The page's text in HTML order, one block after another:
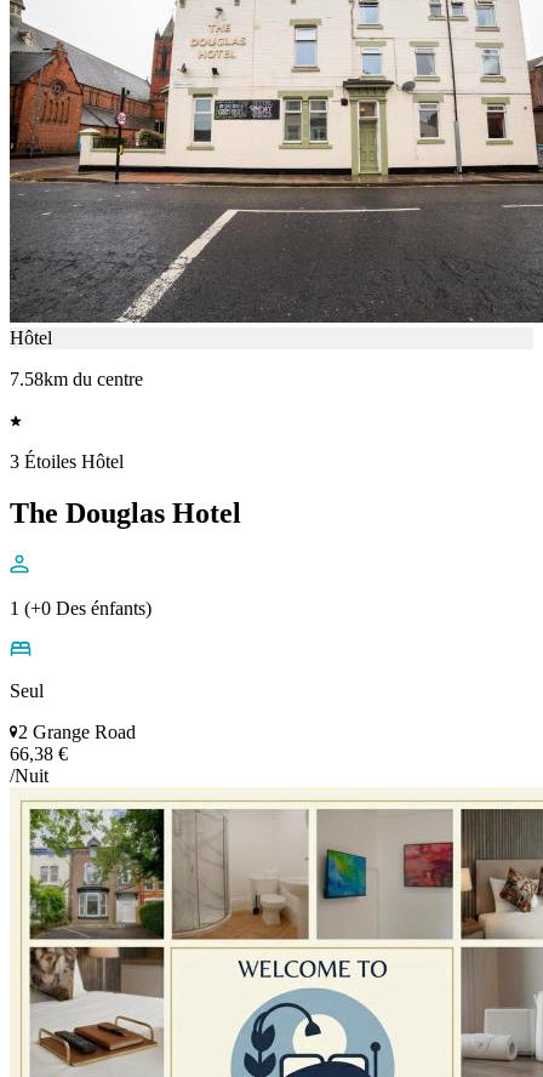
Hôtel
7.58km du centre
3 Étoiles Hôtel
The Douglas Hotel
1 (+0 Des énfants)
Seul
2 Grange Road
66,38 €
/Nuit